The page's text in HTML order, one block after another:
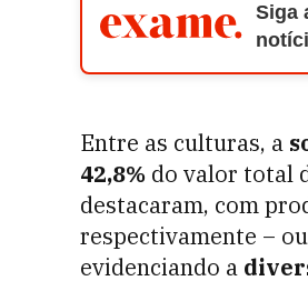
Siga
Entre as culturas, a
42,8% do valor total
destacaram, com
respectivamente –
evidenciando a